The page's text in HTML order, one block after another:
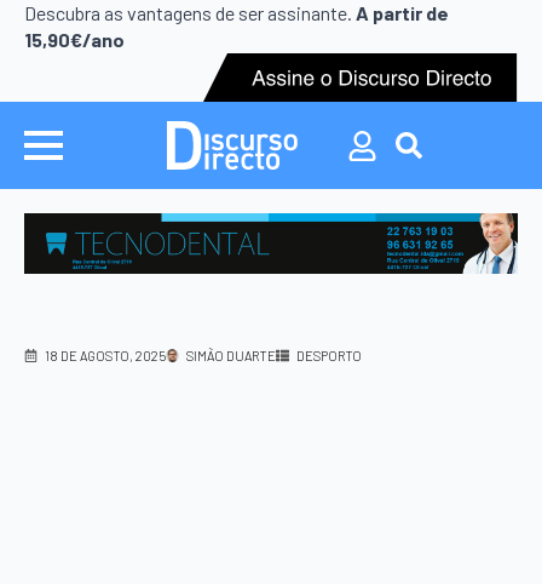
Descubra as vantagens de ser assinante. A partir de
15,90€/ano
Search
for:
Search
18 DE AGOSTO, 2025 SIMÃO DUARTE DESPORTO